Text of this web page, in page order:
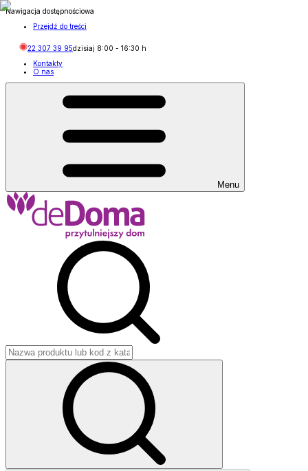
Nawigacja dostępnościowa
Przejdź do treści
22 307 39 95dzisiaj 8:00 - 16:30 h
Kontakty
O nas
Menu